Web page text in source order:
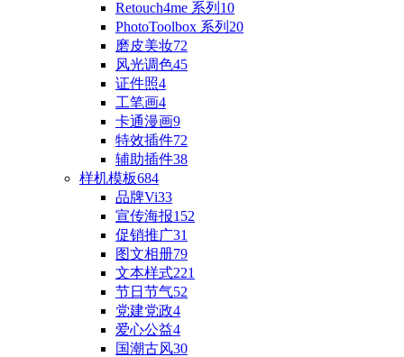
Retouch4me 系列 10
PhotoToolbox 系列 20
磨皮美妆72
风光调色45
证件照4
工笔画4
卡通漫画9
特效插件72
辅助插件38
样机模板684
品牌Vi33
宣传海报152
促销推广31
图文相册79
文本样式221
节日节气52
党建党政4
爱心公益4
国潮古风30